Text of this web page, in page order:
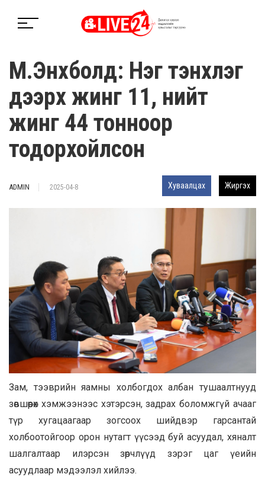
М.Энхболд: Нэг тэнхлэг
дээрх жинг 11, нийт
жинг 44 тонноор
тодорхойлсон
ADMIN 2025-04-8 Хуваалцах Жиргэх
Зам, тээврийн яамны холбогдох албан тушаалтнууд
зөвшөөрөх хэмжээнээс хэтэрсэн, задрах боломжгүй ачааг
түр хугацаагаар зогсоох шийдвэр гарсантай
холбоотойгоор орон нутагт үүсээд буй асуудал, хяналт
шалгалтаар илэрсэн зөрчлүүд зэрэг цаг үеийн
асуудлаар мэдээлэл хийлээ.